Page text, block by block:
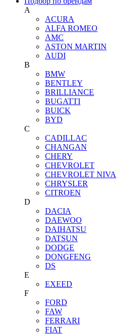
A
ACURA
ALFA ROMEO
AMC
ASTON MARTIN
AUDI
B
BMW
BENTLEY
BRILLIANCE
BUGATTI
BUICK
BYD
C
CADILLAC
CHANGAN
CHERY
CHEVROLET
CHEVROLET NIVA
CHRYSLER
CITROEN
D
DACIA
DAEWOO
DAIHATSU
DATSUN
DODGE
DONGFENG
DS
E
EXEED
F
FORD
FAW
FERRARI
FIAT